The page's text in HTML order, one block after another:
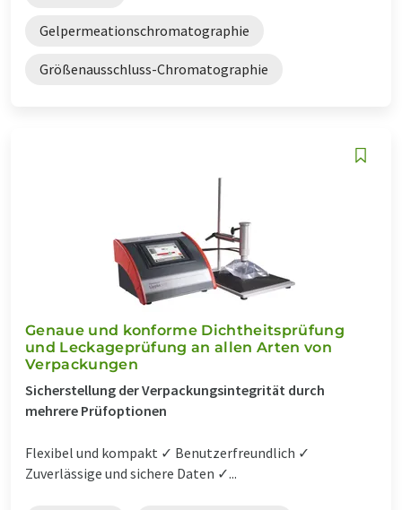
Gelpermeationschromatographie
Größenausschluss-Chromatographie
Genaue und konforme Dichtheitsprüfung
und Leckageprüfung an allen Arten von
Verpackungen
Sicherstellung der Verpackungsintegrität durch
mehrere Prüfoptionen
Flexibel und kompakt ✓ Benutzerfreundlich ✓
Zuverlässige und sichere Daten ✓...